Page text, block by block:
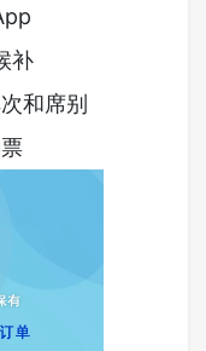
补
和席别